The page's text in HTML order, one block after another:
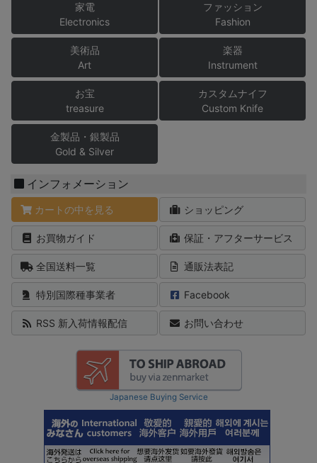
家電
Electronics
ファッション
Fashion
美術品
Art
楽器
Instrument
お宝
treasure
カスタムナイフ
Custom Knife
金製品・銀製品
Gold & Silver
インフォメーション
カートの中を見る ショッピング
お買物ガイド 保証・アフターサービス
全国送料一覧 通販法表記
特別国際種事業者 Facebook
RSS 新入荷情報配信 お問い合わせ
Japanese Buying Service